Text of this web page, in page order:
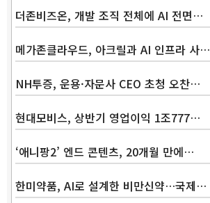
더존비즈온, 개발 조직 전체에 AI 전면…
메가존클라우드, 아크릴과 AI 인프라 사…
NH투증, 운용·자문사 CEO 초청 오찬…
현대모비스, 상반기 영업이익 1조777…
‘애니팡2’ 엔드 콘텐츠, 20개월 만에…
한미약품, AI로 설계한 비만신약…국제…